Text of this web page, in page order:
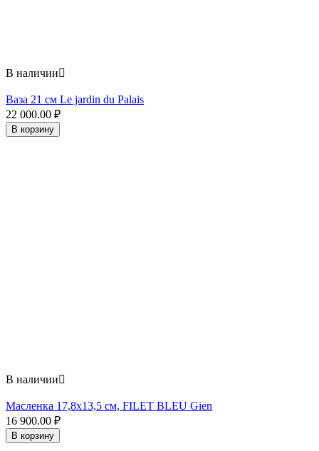
В наличии
Ваза 21 см Le jardin du Palais
22 000.00 ₽
В корзину
В наличии
Масленка 17,8x13,5 см, FILET BLEU Gien
16 900.00 ₽
В корзину